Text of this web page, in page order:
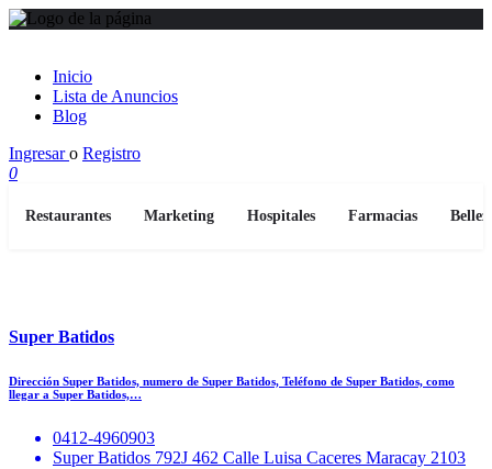
Inicio
Lista de Anuncios
Blog
Ingresaro Registro
0
Restaurantes Marketing Hospitales Farmacias
Super Batidos
Dirección Super Batidos, numero de Super Batidos, Teléfono de Super Batidos, como
llegar a Super Batidos,…
0412-4960903
Super Batidos 792J 462 Calle Luisa Caceres Maracay 2103